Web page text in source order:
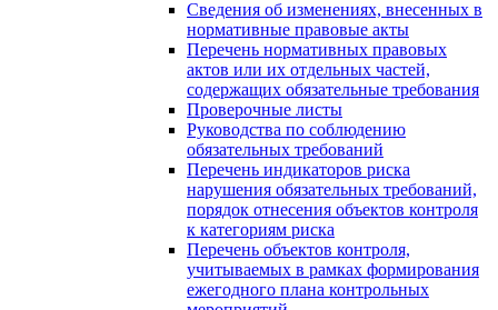
Сведения об изменениях, внесенных в
нормативные правовые акты
Перечень нормативных правовых
актов или их отдельных частей,
содержащих обязательные требования
Проверочные листы
Руководства по соблюдению
обязательных требований
Перечень индикаторов риска
нарушения обязательных требований,
порядок отнесения объектов контроля
к категориям риска
Перечень объектов контроля,
учитываемых в рамках формирования
ежегодного плана контрольных